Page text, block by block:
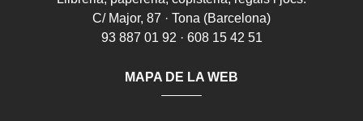
C/ Major, 87 · Tona (Barcelona)
93 887 01 92 · 608 15 42 51
MAPA DE LA WEB